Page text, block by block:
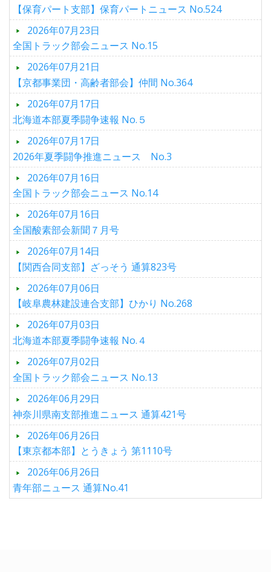
【保育パート支部】保育パートニュース No.524
2026年07月23日
全国トラック部会ニュース No.15
2026年07月21日
【京都事業団・高齢者部会】仲間 No.364
2026年07月17日
北海道本部夏季闘争速報 No.５
2026年07月17日
2026年夏季闘争推進ニュース No.3
2026年07月16日
全国トラック部会ニュース No.14
2026年07月16日
全国酸素部会新聞７月号
2026年07月14日
【関西合同支部】ざっそう 通算823号
2026年07月06日
【岐阜農林建設連合支部】ひかり No.268
2026年07月03日
北海道本部夏季闘争速報 No.４
2026年07月02日
全国トラック部会ニュース No.13
2026年06月29日
神奈川県南支部推進ニュース 通算421号
2026年06月26日
【東京都本部】とうきょう 第1110号
2026年06月26日
青年部ニュース 通算No.41